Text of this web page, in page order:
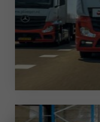
transport